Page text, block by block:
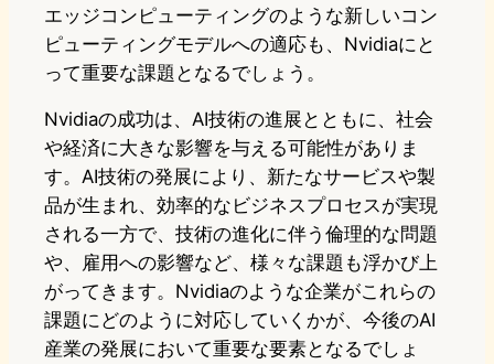
エッジコンピューティングのような新しいコン
ピューティングモデルへの適応も、Nvidiaにと
って重要な課題となるでしょう。
Nvidiaの成功は、AI技術の進展とともに、社会
や経済に大きな影響を与える可能性がありま
す。AI技術の発展により、新たなサービスや製
品が生まれ、効率的なビジネスプロセスが実現
される一方で、技術の進化に伴う倫理的な問題
や、雇用への影響など、様々な課題も浮かび上
がってきます。Nvidiaのような企業がこれらの
課題にどのように対応していくかが、今後のAI
産業の発展において重要な要素となるでしょ